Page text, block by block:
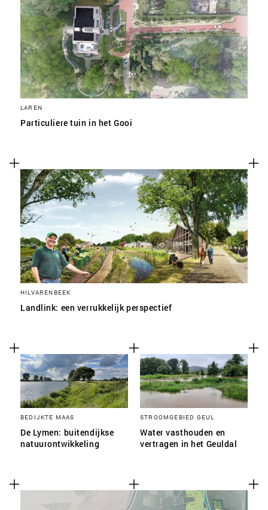
LAREN
Particuliere tuin in het Gooi
HILVARENBEEK
Landlink: een verrukkelijk perspectief
BEDIJKTE MAAS
De Lymen: buitendijkse
natuurontwikkeling
STROOMGEBIED GEUL
Water vasthouden en
vertragen in het Geuldal
SLA VOORKEUREN OP